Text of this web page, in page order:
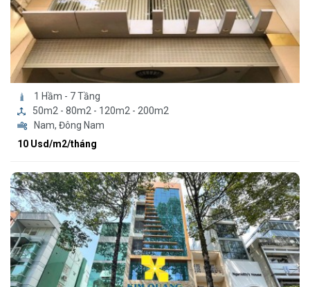
1 Hầm - 7 Tầng
50m2 - 80m2 - 120m2 - 200m2
Nam, Đông Nam
10 Usd/m2/tháng